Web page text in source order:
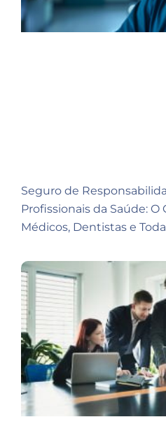
Seguro de
Profissionais da Saúde:
Médicos, Dentistas e